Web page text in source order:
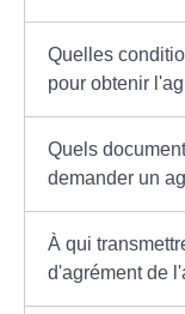
Quelles
pour obtenir
Quels
demander un
À qui
d'agrément de